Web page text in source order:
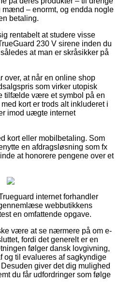
mænd – enormt, og endda nogle
betaling.
rentabelt at studere visse
230 V sirene inden du
at man er skråsikker på
at når en online shop
som virker utopisk
tilfælde være et symbol på en
kort er trods alt inkluderet i
imod uægte internet
kort eller mobilbetaling. Som
en afdragsløsning som fx
at honorere pengene over et
internet forhandler
webbutikkens
en omfattende opgave.
være at se nærmere på om e-
fordi det generelt er en
følger dansk lovgivning,
og til evalueres af sagkyndige
giver det dig mulighed
du får udfordringer som følge